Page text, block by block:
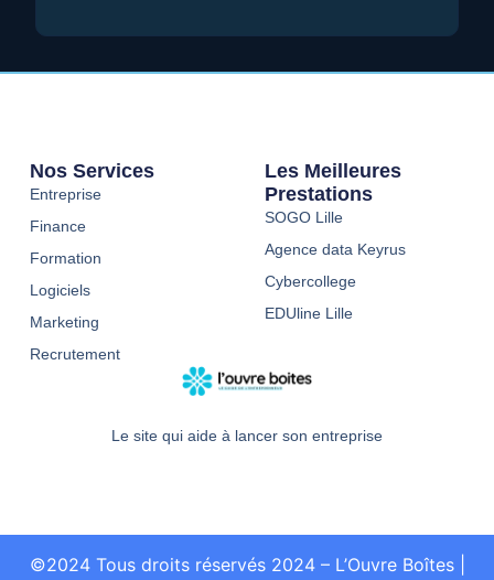
Le site qui aide à lancer son entreprise
Nos Services
Entreprise
Finance
Formation
Logiciels
Marketing
Recrutement
Les Meilleures
Prestations
SOGO Lille
Agence data Keyrus
Cybercollege
EDUline Lille
©2024 Tous droits réservés 2024 – L’Ouvre Boîtes